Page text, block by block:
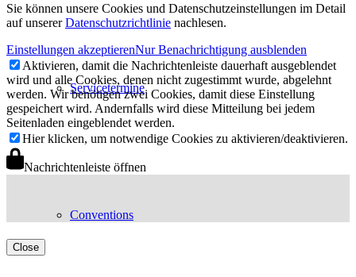
Servicetermine
Conventions
Sie können unsere Cookies und Datenschutzeinstellungen im Detail
auf unsererDatenschutzrichtlinie nachlesen.
Einstellungen akzeptierenNur Benachrichtigung ausblenden
Aktivieren, damit die Nachrichtenleiste dauerhaft ausgeblendet
wird und alle Cookies, denen nicht zugestimmt wurde, abgelehnt
werden. Wir benötigen zwei Cookies, damit diese Einstellung
gespeichert wird. Andernfalls wird diese Mitteilung bei jedem
Seitenladen eingeblendet werden.
Hier klicken, um notwendige Cookies zu aktivieren/deaktivieren.
Nachrichtenleiste öffnen
Close